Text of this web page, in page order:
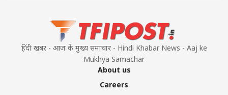
हिंदी खबर - आज के मुख्य समाचार - Hindi Khabar News - Aaj ke
Mukhya Samachar
About us
Careers